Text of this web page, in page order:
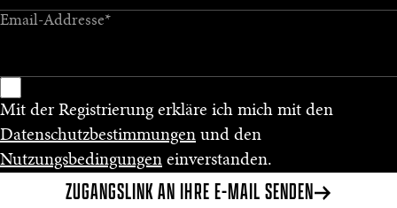
Email-Addresse*
Mit der Registrierung erkläre ich mich mit den
Datenschutzbestimmungen und den
Nutzungsbedingungen einverstanden.
ZUGANGSLINK AN IHRE E-MAIL SENDEN